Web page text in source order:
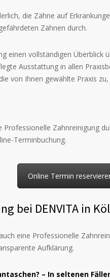
die Zähne auf
Zähnen durch.
einen vollständigen Überblick
Ausstattung in allen
von Ihnen gewählte Praxis
Professionelle Zahnreinigung
Terminbuchung.
Online Termin
bei DENVITA in
eine Professionelle
Aufklärung.
– In seltenen